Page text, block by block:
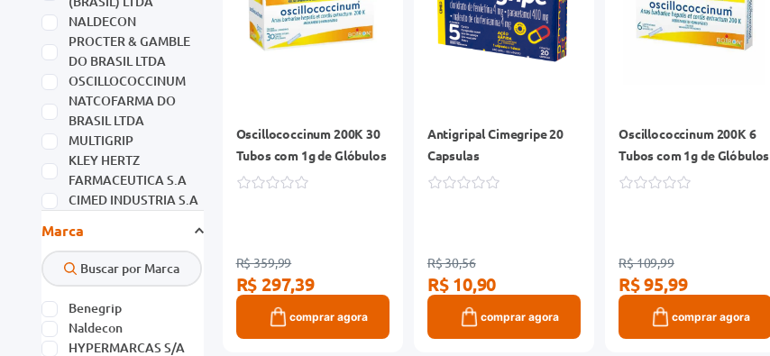
NALDECON
PROCTER & GAMBLE
DO BRASIL LTDA
OSCILLOCOCCINUM
NATCOFARMA DO
BRASIL LTDA
MULTIGRIP
KLEY HERTZ
FARMACEUTICA S.A
CIMED INDUSTRIA S.A
Marca
Benegrip
Naldecon
HYPERMARCAS S/A
Oscillococcinum 200K 30
Tubos com 1g de Glóbulos
R$ 359,99
R$ 297,39
comprar agora
Antigripal Cimegripe 20
Capsulas
R$ 30,56
R$ 10,90
comprar agora
Oscillococcinum 200K 6
Tubos com 1g de Glóbulos
R$ 109,99
R$ 95,99
comprar agora